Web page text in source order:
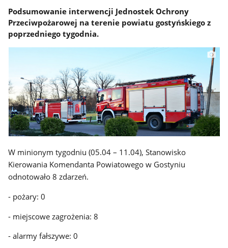
Podsumowanie interwencji Jednostek Ochrony
Przeciwpożarowej na terenie powiatu gostyńskiego z
poprzedniego tygodnia.
W minionym tygodniu (05.04 – 11.04), Stanowisko
Kierowania Komendanta Powiatowego w Gostyniu
odnotowało 8 zdarzeń.
- pożary: 0
- miejscowe zagrożenia: 8
- alarmy fałszywe: 0